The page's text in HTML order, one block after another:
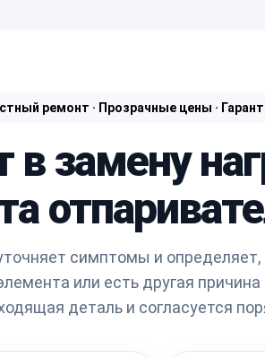
ремонт · Прозрачные цены ·
в замену
симптомы и
или есть другая
деталь и согласуется